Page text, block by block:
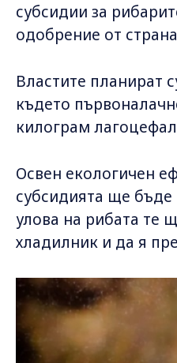
субсидии за
одобрение от
Властите планират
където
килограм
Освен екологичен
субсидията ще
улова на рибата те
хладилник и да я